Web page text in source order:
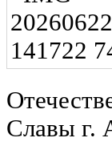
Славы г.